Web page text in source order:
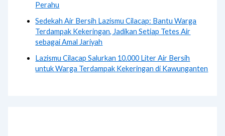
Perahu
Sedekah Air Bersih Lazismu Cilacap: Bantu Warga
Terdampak Kekeringan, Jadikan Setiap Tetes Air
sebagai Amal Jariyah
Lazismu Cilacap Salurkan 10.000 Liter Air Bersih
untuk Warga Terdampak Kekeringan di Kawunganten